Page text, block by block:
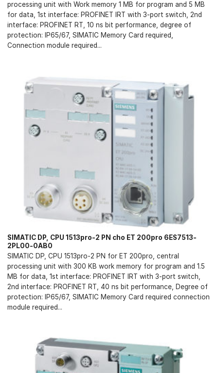
processing unit with Work memory 1 MB for program and 5 MB
for data, 1st interface: PROFINET IRT with 3-port switch, 2nd
interface: PROFINET RT, 10 ns bit performance, degree of
protection: IP65/67, SIMATIC Memory Card required,
Connection module required...
SIMATIC DP, CPU 1513pro-2 PN cho ET 200pro 6ES7513-
2PL00-0AB0
SIMATIC DP, CPU 1513pro-2 PN for ET 200pro, central
processing unit with 300 KB work memory for program and 1.5
MB for data, 1st interface: PROFINET IRT with 3-port switch,
2nd interface: PROFINET RT, 40 ns bit performance, Degree of
protection: IP65/67, SIMATIC Memory Card required connection
module required...